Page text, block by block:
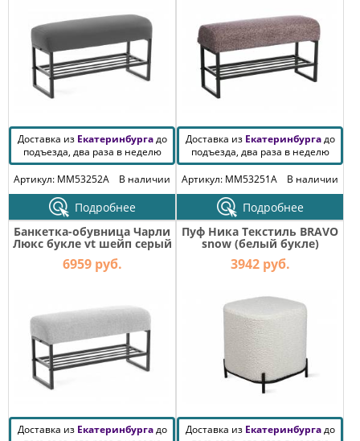
Доставка из Екатеринбургадо
подъезда, два раза в неделю
Артикул: MM53252A
В наличии
Подробнее
Доставка из Екатеринбургадо
подъезда, два раза в неделю
Артикул: MM53251A
В наличии
Подробнее
Банкетка-обувница Чарли
Люкс букле vt шейп серый
6959 руб.
Доставка из Екатеринбургадо
Пуф Ника Текстиль BRAVO
snow (белый букле)
3942 руб.
Доставка из Екатеринбургадо